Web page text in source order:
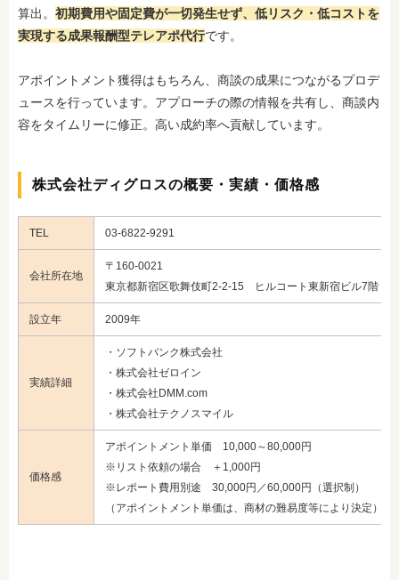
算出。 初期費用や固定費が一切発生せず、低リスク・低コストを
実現する成果報酬型テレアポ代行です。
アポイントメント獲得はもちろん、商談の成果につながるプロデ
ュースを行っています。アプローチの際の情報を共有し、商談内
容をタイムリーに修正。高い成約率へ貢献しています。
株式会社ディグロスの概要・実績・価格感
TEL 03-6822-9291
会社所在地
〒160-0021
東京都新宿区歌舞伎町2-2-15 ヒルコート東新宿ビル7階
設立年 2009年
実績詳細
・ソフトバンク株式会社
・株式会社ゼロイン
・株式会社DMM.com
・株式会社テクノスマイル
価格感
アポイントメント単価 10,000～80,000円
※リスト依頼の場合 ＋1,000円
※レポート費用別途 30,000円／60,000円（選択制）
（アポイントメント単価は、商材の難易度等により決定）